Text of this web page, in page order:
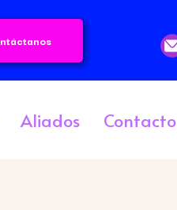
Aliados Contacto